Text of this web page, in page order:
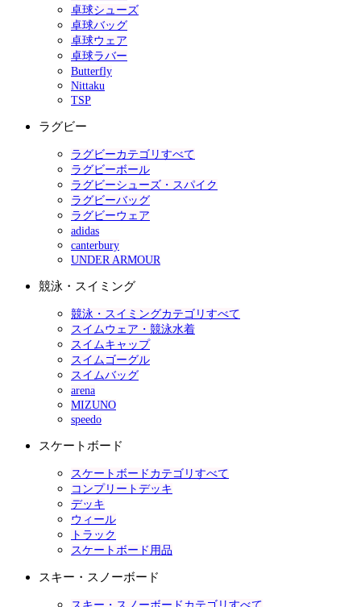
卓球シューズ
卓球バッグ
卓球ウェア
卓球ラバー
Butterfly
Nittaku
TSP
ラグビー
ラグビーカテゴリすべて
ラグビーボール
ラグビーシューズ・スパイク
ラグビーバッグ
ラグビーウェア
adidas
canterbury
UNDER ARMOUR
競泳・スイミング
競泳・スイミングカテゴリすべて
スイムウェア・競泳水着
スイムキャップ
スイムゴーグル
スイムバッグ
arena
MIZUNO
speedo
スケートボード
スケートボードカテゴリすべて
コンプリートデッキ
デッキ
ウィール
トラック
スケートボード用品
スキー・スノーボード